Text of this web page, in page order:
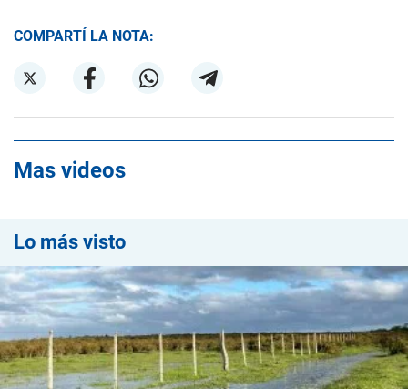
COMPARTÍ LA NOTA:
Mas videos
Lo más visto